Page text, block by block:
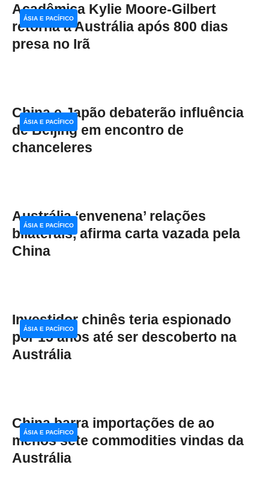
Acadêmica Kylie Moore-Gilbert
retorna à Austrália após 800 dias
presa no Irã
ÁSIA E PACÍFICO
China e Japão debaterão influência
de Beijing em encontro de
chanceleres
ÁSIA E PACÍFICO
Austrália ‘envenena’ relações
bilaterais, afirma carta vazada pela
China
ÁSIA E PACÍFICO
Investidor chinês teria espionado
por 15 anos até ser descoberto na
Austrália
ÁSIA E PACÍFICO
China barra importações de ao
menos sete commodities vindas da
Austrália
ÁSIA E PACÍFICO